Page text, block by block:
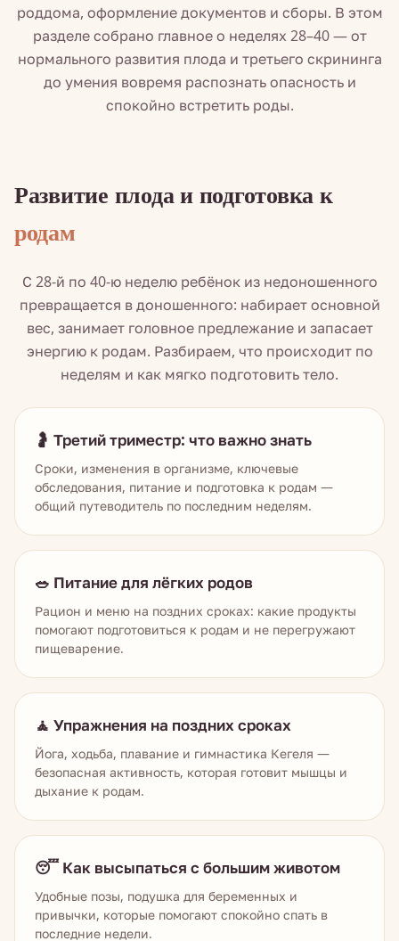
роддома, оформление документов и сборы. В этом
разделе собрано главное о неделях 28–40 — от
нормального развития плода и третьего скрининга
до умения вовремя распознать опасность и
спокойно встретить роды.
Развитие плода и подготовка к
родам
С 28-й по 40-ю неделю ребёнок из недоношенного
превращается в доношенного: набирает основной
вес, занимает головное предлежание и запасает
энергию к родам. Разбираем, что происходит по
неделям и как мягко подготовить тело.
🤰 Третий триместр: что важно знать
Сроки, изменения в организме, ключевые
обследования, питание и подготовка к родам —
общий путеводитель по последним неделям.
🥗 Питание для лёгких родов
Рацион и меню на поздних сроках: какие продукты
помогают подготовиться к родам и не перегружают
пищеварение.
🧘 Упражнения на поздних сроках
Йога, ходьба, плавание и гимнастика Кегеля —
безопасная активность, которая готовит мышцы и
дыхание к родам.
😴 Как высыпаться с большим животом
Удобные позы, подушка для беременных и
привычки, которые помогают спокойно спать в
последние недели.